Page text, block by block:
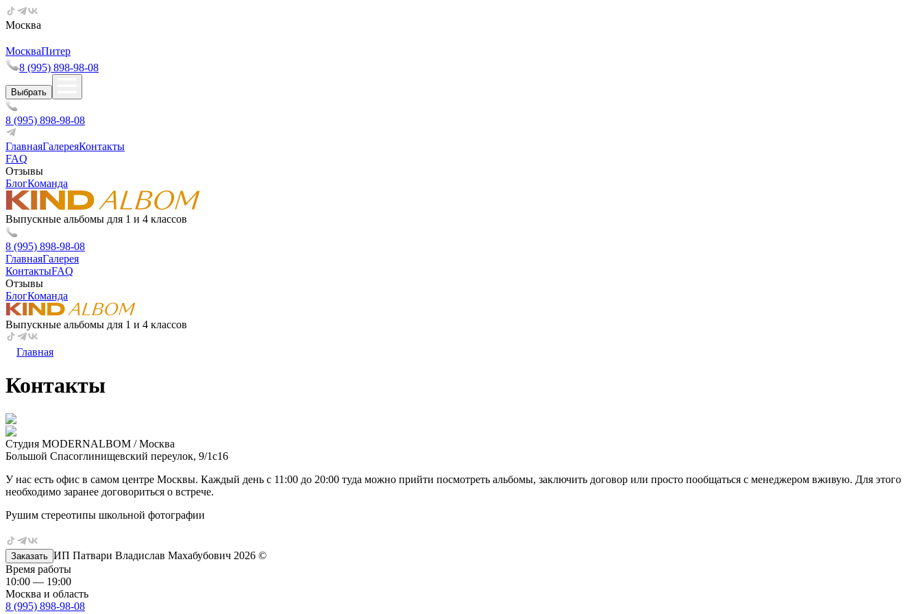
Москва
МоскваПитер
8 (995) 898-98-08
Выбрать
8 (995) 898-98-08
ГлавнаяГалереяКонтакты
FAQ
Отзывы
БлогКоманда
Выпускные альбомы для 1 и 4 классов
8 (995) 898-98-08
ГлавнаяГалерея
КонтактыFAQ
Отзывы
БлогКоманда
Выпускные альбомы для 1 и 4 классов
Главная
Контакты
Студия MODERNALBOM / Москва
Большой Спасоглинищевский переулок, 9/1c16
У нас есть офис в самом центре Москвы. Каждый день с 11:00 до 20:00 туда можно прийти посмотреть альбомы, заключить договор или просто пообщаться с менеджером вживую. Для этого
необходимо заранее договориться о встрече.
Рушим стереотипы школьной фотографии
Заказать ИП Патвари Владислав Махабубович 2026 ©
Время работы
10:00 — 19:00
Москва и область
8 (995) 898-98-08